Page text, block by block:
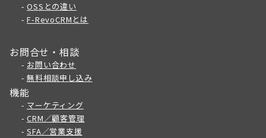
-OSSとの違い
-F-RevoCRMとは
お問合せ・相談
- お問い合わせ
-無料相談申し込み
機能
- マーケティング
-CRM／顧客管理
-SFA／営業支援